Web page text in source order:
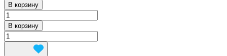
В корзину
В корзину